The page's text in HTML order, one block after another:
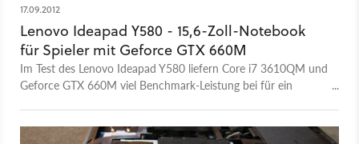
17.09.2012
Lenovo Ideapad Y580 - 15,6-Zoll-Notebook
für Spieler mit Geforce GTX 660M
Im Test des Lenovo Ideapad Y580 liefern Core i7 3610QM und
Geforce GTX 660M viel Benchmark-Leistung bei für ein